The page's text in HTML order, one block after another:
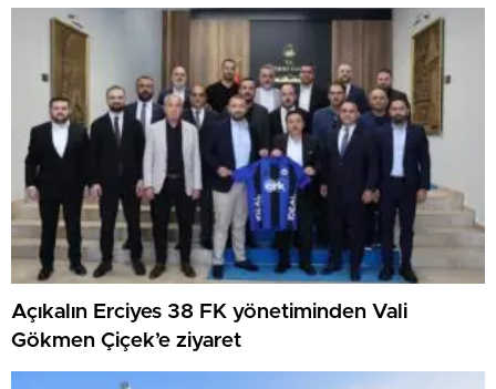
Açıkalın Erciyes 38 FK yönetiminden Vali
Gökmen Çiçek’e ziyaret